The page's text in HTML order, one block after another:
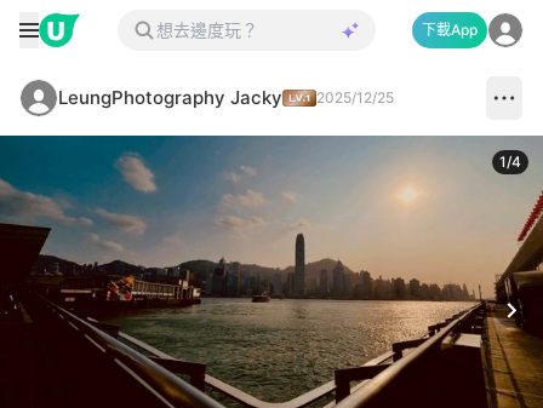
下載App
LeungPhotography Jacky 2025/12/25
1/4